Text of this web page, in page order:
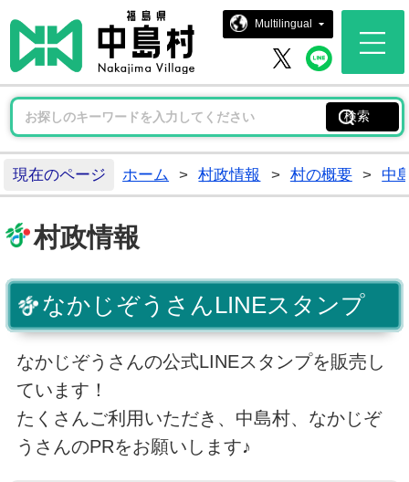
中島村ホ
Multilingual
中島村 X中島
現在のページ ホーム > 村政情報 > 村の概要 > 中
村政情報
なかじぞうさんLINEスタンプ
なかじぞうさんの公式LINEスタンプを販売し
ています！
たくさんご利用いただき、中島村、なかじぞ
うさんのPRをお願いします♪